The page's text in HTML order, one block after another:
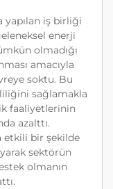
yapılan iş birliği
enerji
olmadığı
amacıyla
soktu. Bu
sağlamakla
faaliyetlerinin
azalttı.
etkili bir şekilde
sektörün
olmanın